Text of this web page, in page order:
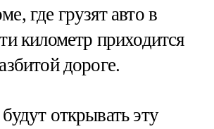
где грузят авто в
километр приходится
дороге.
открывать эту